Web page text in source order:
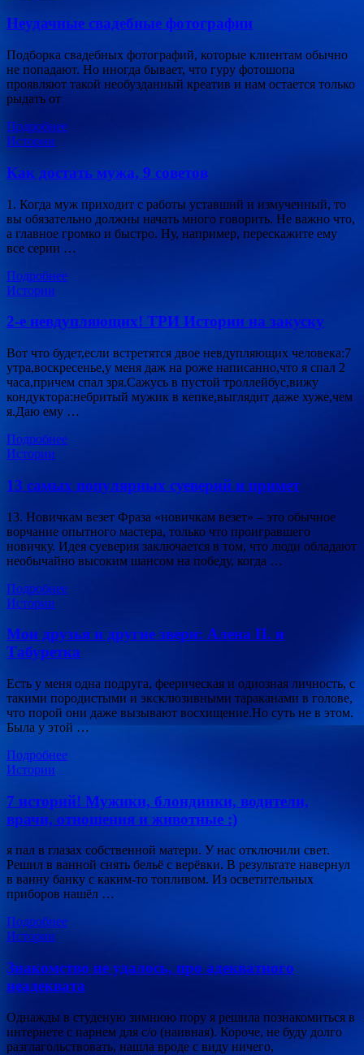
Неудачные свадебные фотографии
Подборка свадебных фотографий, которые клиентам обычно
не попадают. Но иногда бывает, что гуру фотошопа
проявляют такой необузданный креатив и нам остается только
рыдать от
Подробнее
Истории
Как достать мужа, 9 советов
1. Когда муж приходит с работы уставший и измученный, то
вы обязательно должны начать много говорить. Не важно что,
а главное громко и быстро. Ну, например, перескажите ему
все серии …
Подробнее
Истории
2-е невдупляющих! ТРИ Истории на закуску
Вот что будет,если встретятся двое невдупляющих человека:7
утра,воскресенье,у меня даж на роже написанно,что я спал 2
часа,причем спал зря.Сажусь в пустой троллейбус,вижу
кондуктора:небритый мужик в кепке,выглядит даже хуже,чем
я.Даю ему …
Подробнее
Истории
13 самых популярных суеверий и примет
13. Новичкам везет Фраза «новичкам везет» – это обычное
ворчание опытного мастера, только что проигравшего
новичку. Идея суеверия заключается в том, что люди обладают
необычайно высоким шансом на победу, когда …
Подробнее
Истории
Мои друзья и другие звери: Алена П. и
Табуретка
Есть у меня одна подруга, феерическая и одиозная личность, с
такими породистыми и эксклюзивными тараканами в голове,
что порой они даже вызывают восхищение.Но суть не в этом.
Была у этой …
Подробнее
Истории
7 историй! Мужики, блондинки, водители,
врачи, отношения и животные :)
я пал в глазах собственной матери. У нас отключили свет.
Решил в ванной снять бельё с верёвки. В результате навернул
в ванну банку с каким-то топливом. Из осветительных
приборов нашёл …
Подробнее
Истории
Знакомство не удалось, про адекватного
неадеквата
Однажды в студеную зимнюю пору я решила познакомиться в
интернете с парнем для с/о (наивная). Короче, не буду долго
разглагольствовать, нашла вроде с виду ничего,